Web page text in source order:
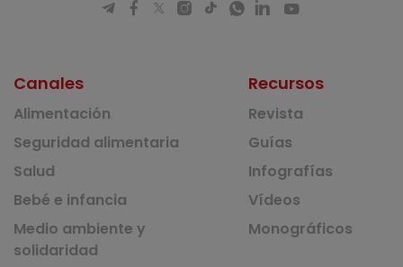
Canales
Alimentación
Seguridad alimentaria
Salud
Bebé e infancia
Medio ambiente y
solidaridad
Recursos
Revista
Guías
Infografías
Vídeos
Monográficos